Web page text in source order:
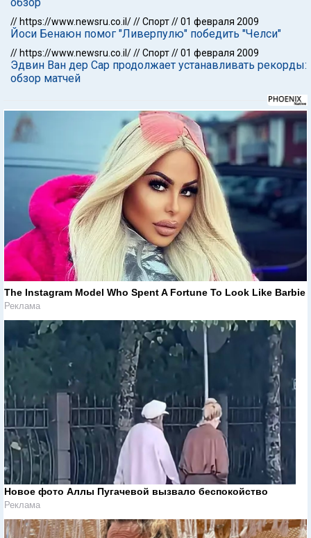
// https://www.newsru.co.il///Спорт//01 февраля 2009
Йоси Бенаюн помог "Ливерпулю" победить "Челси"
// https://www.newsru.co.il///Спорт//01 февраля 2009
Эдвин Ван дер Сар продолжает устанавливать рекорды:
обзор матчей
The Instagram Model Who Spent A Fortune To Look Like Barbie
Реклама
Новое фото Аллы Пугачевой вызвало беспокойство
Реклама